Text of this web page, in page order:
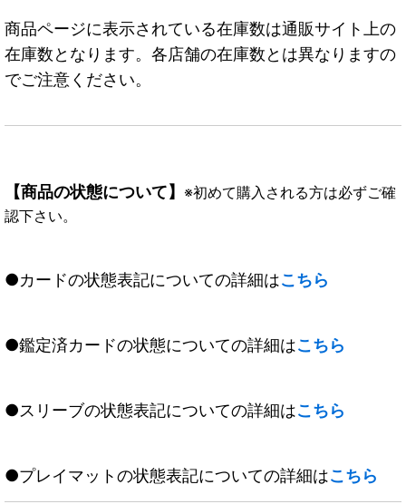
商品ページに表示されている在庫数は通販サイト上の
在庫数となります。各店舗の在庫数とは異なりますの
でご注意ください。
【商品の状態について】 ※初めて購入される方は必ずご確
認下さい。
●カードの状態表記についての詳細はこちら
●鑑定済カードの状態についての詳細はこちら
●スリーブの状態表記についての詳細はこちら
●プレイマットの状態表記についての詳細はこちら